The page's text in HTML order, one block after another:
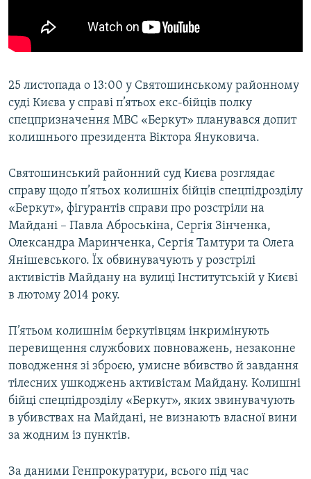
25 листопада о 13:00 у Святошинському районному
суді Києва у справі п’ятьох екс-бійців полку
спецпризначення МВС «Беркут» планувався допит
колишнього президента Віктора Януковича.
Святошинський районний суд Києва розглядає
справу щодо п’ятьох колишніх бійців спецпідрозділу
«Беркут», фігурантів справи про розстріли на
Майдані – Павла Аброськіна, Сергія Зінченка,
Олександра Маринченка, Сергія Тамтури та Олега
Янішевського. Їх обвинувачують у розстрілі
активістів Майдану на вулиці Інститутській у Києві
в лютому 2014 року.
П’ятьом колишнім беркутівцям інкримінують
перевищення службових повноважень, незаконне
поводження зі зброєю, умисне вбивство й завдання
тілесних ушкоджень активістам Майдану. Колишні
бійці спецпідрозділу «Беркут», яких звинувачують
в убивствах на Майдані, не визнають власної вини
за жодним із пунктів.
За даними Генпрокуратури, всього під час